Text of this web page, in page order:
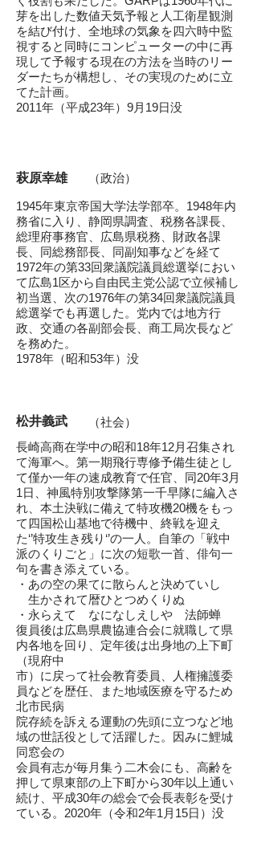
芽を出した数値天気予報と人工衛星観測
を結び付け、全地球の気象を四六時中監
視すると同時にコンピューターの中に再
現して予報する現在の方法を当時のリー
ダーたちが構想し、その実現のために立
てた計画。
​2011年（平成23年）9月19日没
萩原幸雄 （政治）
1945年東京帝国大学法学部卒。 1948年内
務省に入り
静岡県調査、税務各課長、
総理府事務官、 広島県税務、財政各課
長、同総務部長、同副知事などを経て
1972年の第33回衆議院議員総選挙におい
て広島1区から自由民主党公認で立候補し
初当選、次の1976年の第34回衆議院議員
総選挙でも再選した。党内では地方行
政、交通の各副部会長、商工局次長など
を務めた。
​1978年（昭和53年）没
松井義武
（社会）
長崎高商在学中の昭和18年12月召集され
て海軍へ。第一期飛行専修予備生徒とし
て僅か一年の速成教育で任官、同20年3月
1日、神風特別攻撃隊第一千早隊に編入さ
れ、本土決戦に備えて特攻機20機をもっ
て四国松山基地で待機中、終戦を迎え
た‘’特攻生き残り‘’の一人。自筆の「戦中
派のくりごと」に次の短歌一首、俳句一
句を書き添えている。
・あの空の果てに散らんと決めていし
生かされて暦ひとつめくりぬ
・永らえて なになしえしや 法師蝉
復員後は広島県農協連合会に就職して県
内各地を回り、定年後は出身地の上下町
（現府中
市）に戻って社会教育委員、人権擁護委
員などを歴任、また地域医療を守るため
北市民病
院存続を訴える運動の先頭に立つなど地
域の世話役として活躍した。因みに鯉城
同窓会の
会員有志が毎月集う二木会にも、高齢を
押して県東部の上下町から30年以上通い
続け、平成30年の総会で会長表彰を受け
ている。2020年（令和2年1月15日）没